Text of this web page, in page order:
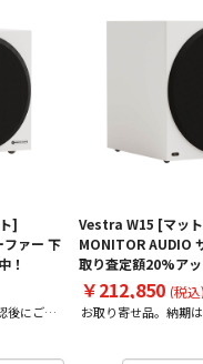
]
ァー 下
！
後にご案
Vestra W15 [マッ
MONITOR AUDIO
取り査定額20%アッ
￥212,850 (税込)
お取り寄せ品。納期